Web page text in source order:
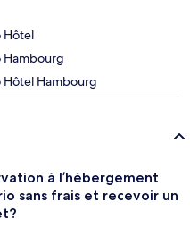
Hôtel
Hambourg
Hôtel Hambourg
à l’hébergement
sans frais et recevoir un